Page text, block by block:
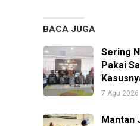
BACA JUGA
Sering
Pakai
7 Agu 2026
Mantan